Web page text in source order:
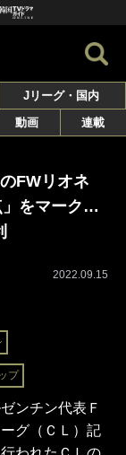
Jリーグ・国内
動画 連載
FWリオネ
」をマーク…
2022.09.15
プ
ンチン代表Ｆ
グ（ＣＬ）記